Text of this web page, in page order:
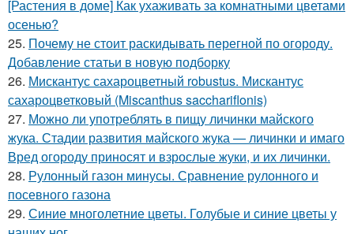
[Растения в доме] Как ухаживать за комнатными цветами
осенью?
25. Почему не стоит раскидывать перегной по огороду.
Добавление статьи в новую подборку
26. Мискантус сахароцветный robustus. Мискантус
сахароцветковый (Miscanthus sacchariflonis)
27. Можно ли употреблять в пищу личинки майского
жука. Стадии развития майского жука — личинки и имаго
Вред огороду приносят и взрослые жуки, и их личинки.
28. Рулонный газон минусы. Сравнение рулонного и
посевного газона
29. Синие многолетние цветы. Голубые и синие цветы у